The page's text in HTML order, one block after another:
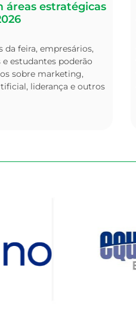
estratégicas
da feira, empresários,
estudantes poderão
sobre marketing,
liderança e outros